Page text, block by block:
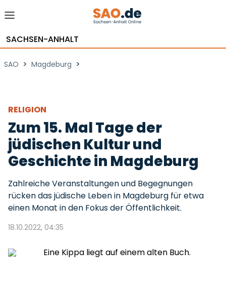
SACHSEN-ANHALT
SAO > Magdeburg >
RELIGION
Zum 15. Mal Tage der
jüdischen Kultur und
Geschichte in Magdeburg
Zahlreiche Veranstaltungen und Begegnungen
rücken das jüdische Leben in Magdeburg für etwa
einen Monat in den Fokus der Öffentlichkeit.
18.10.2022, 04:35